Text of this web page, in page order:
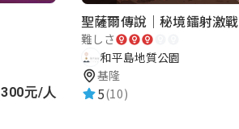
300元/人
聖薩爾傳說｜秘境鐳射激戰
難しさ
和平島地質公園
基隆
5(10)